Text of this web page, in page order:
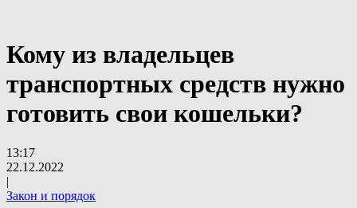
Кому из владельцев
транспортных средств нужно
готовить свои кошельки?
13:17
22.12.2022
|
Закон и порядок